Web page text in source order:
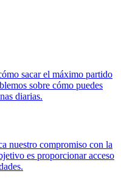
sacar el máximo partido
sobre cómo puedes
diarias.
nuestro compromiso con la
es proporcionar acceso